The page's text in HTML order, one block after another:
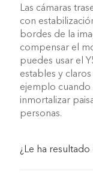
Las cámaras
con
bordes de la
compensar el
puedes usar el
estables y
ejemplo
inmortalizar
personas.
¿Le ha resultado